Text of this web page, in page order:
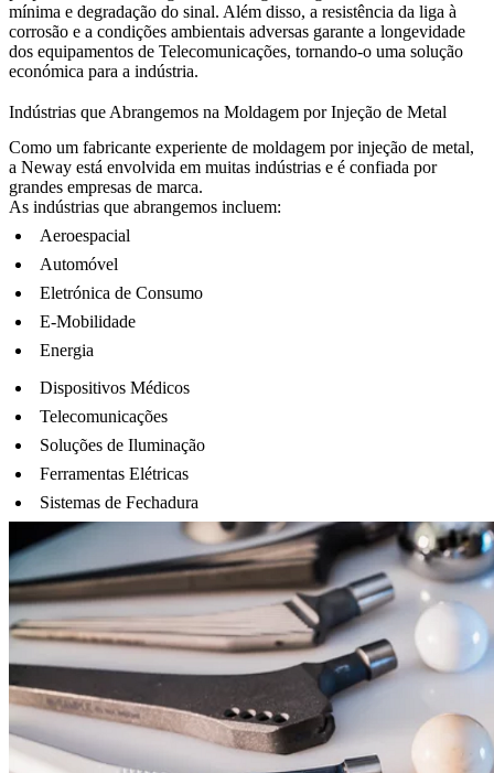
mínima e degradação do sinal. Além disso, a resistência da liga à
corrosão e a condições ambientais adversas garante a longevidade
dos equipamentos de Telecomunicações, tornando-o uma solução
económica para a indústria.
Indústrias que Abrangemos na Moldagem por Injeção de Metal
Como um fabricante experiente de moldagem por injeção de metal,
a Neway está envolvida em muitas indústrias e é confiada por
grandes empresas de marca.
As indústrias que abrangemos incluem:
Aeroespacial
Automóvel
Eletrónica de Consumo
E-Mobilidade
Energia
Dispositivos Médicos
Telecomunicações
Soluções de Iluminação
Ferramentas Elétricas
Sistemas de Fechadura